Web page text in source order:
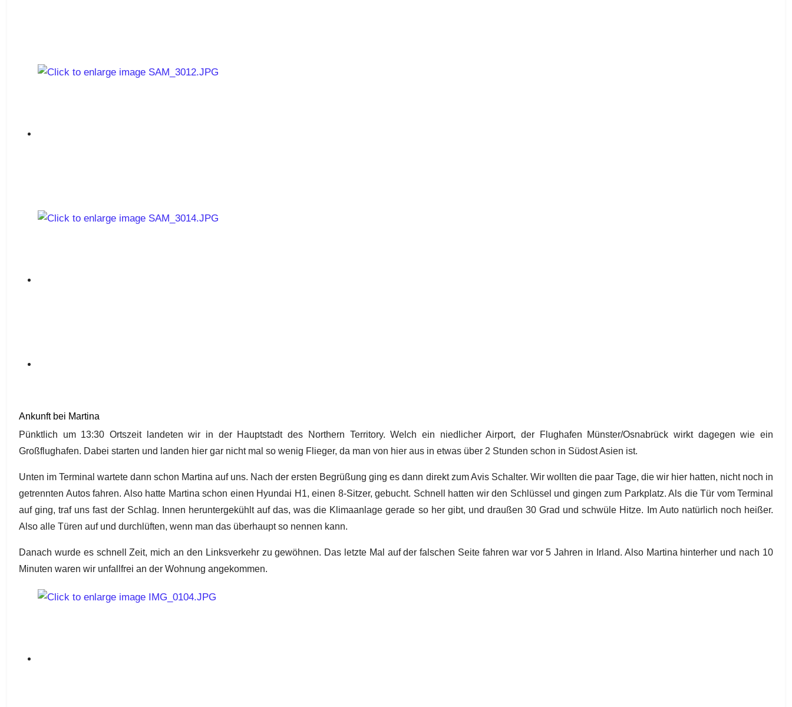
Ankunft bei Martina
Pünktlich um 13:30 Ortszeit landeten wir in der Hauptstadt des Northern Territory. Welch ein niedlicher Airport, der Flughafen Münster/Osnabrück wirkt dagegen wie ein
Großflughafen. Dabei starten und landen hier gar nicht mal so wenig Flieger, da man von hier aus in etwas über 2 Stunden schon in Südost Asien ist.
Unten im Terminal wartete dann schon Martina auf uns. Nach der ersten Begrüßung ging es dann direkt zum Avis Schalter. Wir wollten die paar Tage, die wir hier hatten, nicht noch in
getrennten Autos fahren. Also hatte Martina schon einen Hyundai H1, einen 8-Sitzer, gebucht. Schnell hatten wir den Schlüssel und gingen zum Parkplatz. Als die Tür vom Terminal
auf ging, traf uns fast der Schlag. Innen heruntergekühlt auf das, was die Klimaanlage gerade so her gibt, und draußen 30 Grad und schwüle Hitze. Im Auto natürlich noch heißer.
Also alle Türen auf und durchlüften, wenn man das überhaupt so nennen kann.
Danach wurde es schnell Zeit, mich an den Linksverkehr zu gewöhnen. Das letzte Mal auf der falschen Seite fahren war vor 5 Jahren in Irland. Also Martina hinterher und nach 10
Minuten waren wir unfallfrei an der Wohnung angekommen.